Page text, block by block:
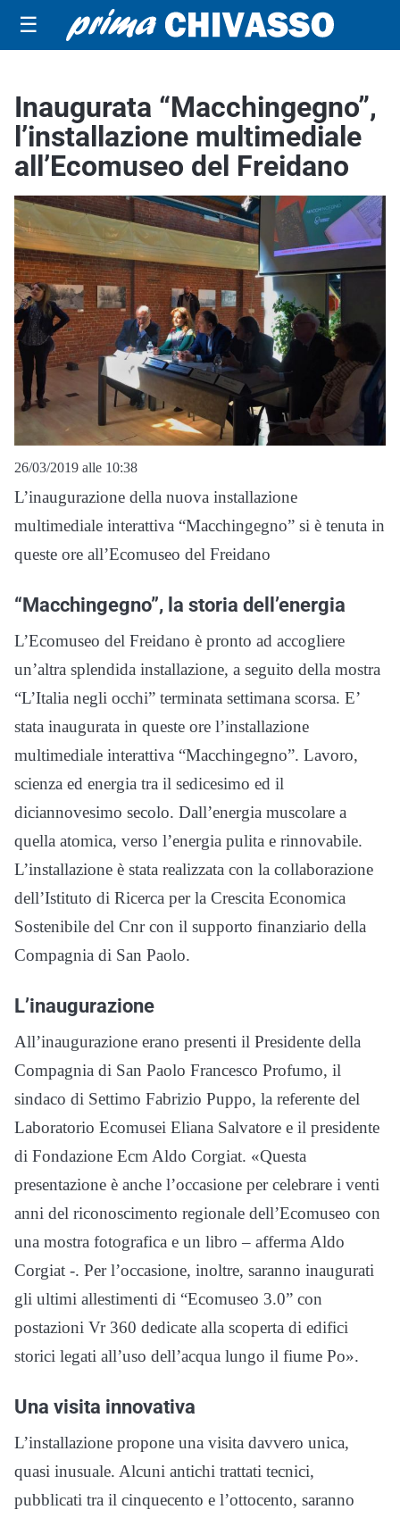
☰
Inaugurata “Macchingegno”,
l’installazione multimediale
all’Ecomuseo del Freidano
26/03/2019 alle 10:38
L’inaugurazione della nuova installazione
multimediale interattiva “Macchingegno” si è tenuta in
queste ore all’Ecomuseo del Freidano
“Macchingegno”, la storia dell’energia
L’Ecomuseo del Freidano è pronto ad accogliere
un’altra splendida installazione, a seguito della mostra
“L’Italia negli occhi” terminata settimana scorsa. E’
stata inaugurata in queste ore l’installazione
multimediale interattiva “Macchingegno”. Lavoro,
scienza ed energia tra il sedicesimo ed il
diciannovesimo secolo. Dall’energia muscolare a
quella atomica, verso l’energia pulita e rinnovabile.
L’installazione è stata realizzata con la collaborazione
dell’Istituto di Ricerca per la Crescita Economica
Sostenibile del Cnr con il supporto finanziario della
Compagnia di San Paolo.
L’inaugurazione
All’inaugurazione erano presenti il Presidente della
Compagnia di San Paolo Francesco Profumo, il
sindaco di Settimo Fabrizio Puppo, la referente del
Laboratorio Ecomusei Eliana Salvatore e il presidente
di Fondazione Ecm Aldo Corgiat. «Questa
presentazione è anche l’occasione per celebrare i venti
anni del riconoscimento regionale dell’Ecomuseo con
una mostra fotografica e un libro – afferma Aldo
Corgiat -. Per l’occasione, inoltre, saranno inaugurati
gli ultimi allestimenti di “Ecomuseo 3.0” con
postazioni Vr 360 dedicate alla scoperta di edifici
storici legati all’uso dell’acqua lungo il fiume Po».
Una visita innovativa
L’installazione propone una visita davvero unica,
quasi inusuale. Alcuni antichi trattati tecnici,
pubblicati tra il cinquecento e l’ottocento, saranno